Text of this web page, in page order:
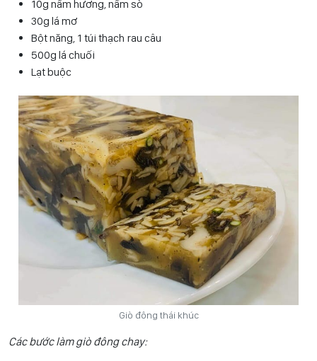
10g nấm hương, nấm sò
30g lá mơ
Bột năng, 1 túi thạch rau câu
500g lá chuối
Lạt buộc
Giò đông thái khúc
Các bước làm giò đông chay: